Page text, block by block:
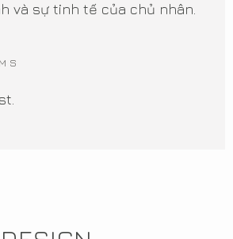
và sự tinh tế của chủ nhân.